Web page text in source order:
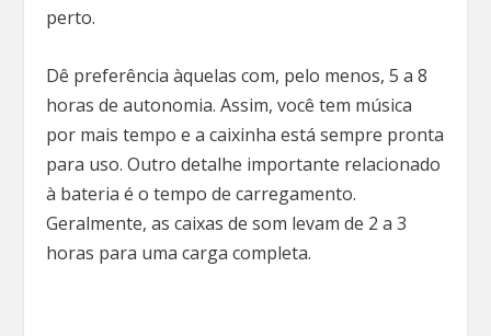
perto.
Dê preferência àquelas com, pelo menos, 5 a 8
horas de autonomia. Assim, você tem música
por mais tempo e a caixinha está sempre pronta
para uso. Outro detalhe importante relacionado
à bateria é o tempo de carregamento.
Geralmente, as caixas de som levam de 2 a 3
horas para uma carga completa.